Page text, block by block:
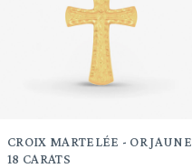
CROIX MARTELÉE - OR JAUNE
18 CARATS